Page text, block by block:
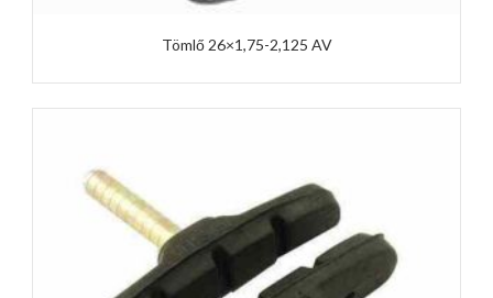
Tömlő 26×1,75-2,125 AV